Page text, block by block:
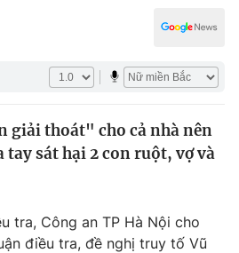
giải thoát" cho cả nhà nên
tay sát hại 2 con ruột, vợ và
tra, Công an TP Hà Nội cho
điều tra, đề nghị truy tố Vũ